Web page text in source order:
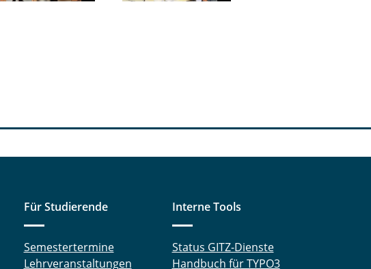
Für Studierende
Semestertermine
Lehrveranstaltungen
Interne Tools
Status GITZ-Dienste
Handbuch für TYPO3